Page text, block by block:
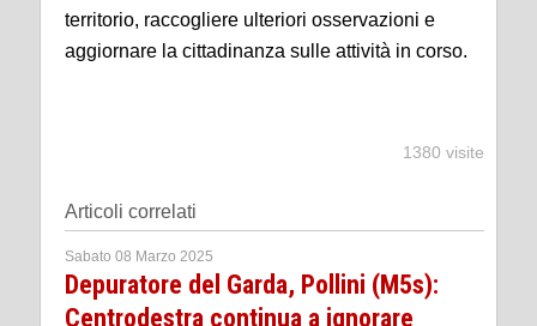
territorio, raccogliere ulteriori osservazioni e
aggiornare la cittadinanza sulle attività in corso.
1380 visite
Articoli correlati
Sabato 08 Marzo 2025
Depuratore del Garda, Pollini (M5s):
Centrodestra continua a ignorare